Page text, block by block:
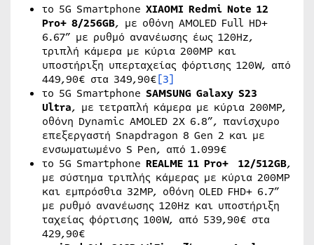
το 5G Smartphone XIAOMI Redmi Note 12
Pro+ 8/256GB, με οθόνη AMOLED Full HD+
6.67” με ρυθμό ανανέωσης έως 120Hz,
τριπλή κάμερα με κύρια 200MP και
υποστήριξη υπερταχείας φόρτισης 120W, από
449,90€ στα 349,90€[3]
το 5G Smartphone SAMSUNG Galaxy S23
Ultra, με τετραπλή κάμερα με κύρια 200MP,
οθόνη Dynamic AMOLED 2X 6.8”, πανίσχυρο
επεξεργαστή Snapdragon 8 Gen 2 και με
ενσωματωμένο S Pen, από 1.099€
το 5G Smartphone REALME 11 Pro+ 12/512GB,
με σύστημα τριπλής κάμερας με κύρια 200MP
και εμπρόσθια 32MP, οθόνη OLED FHD+ 6.7”
με ρυθμό ανανέωσης 120Hz και υποστήριξη
ταχείας φόρτισης 100W, από 539,90€ στα
429,90€